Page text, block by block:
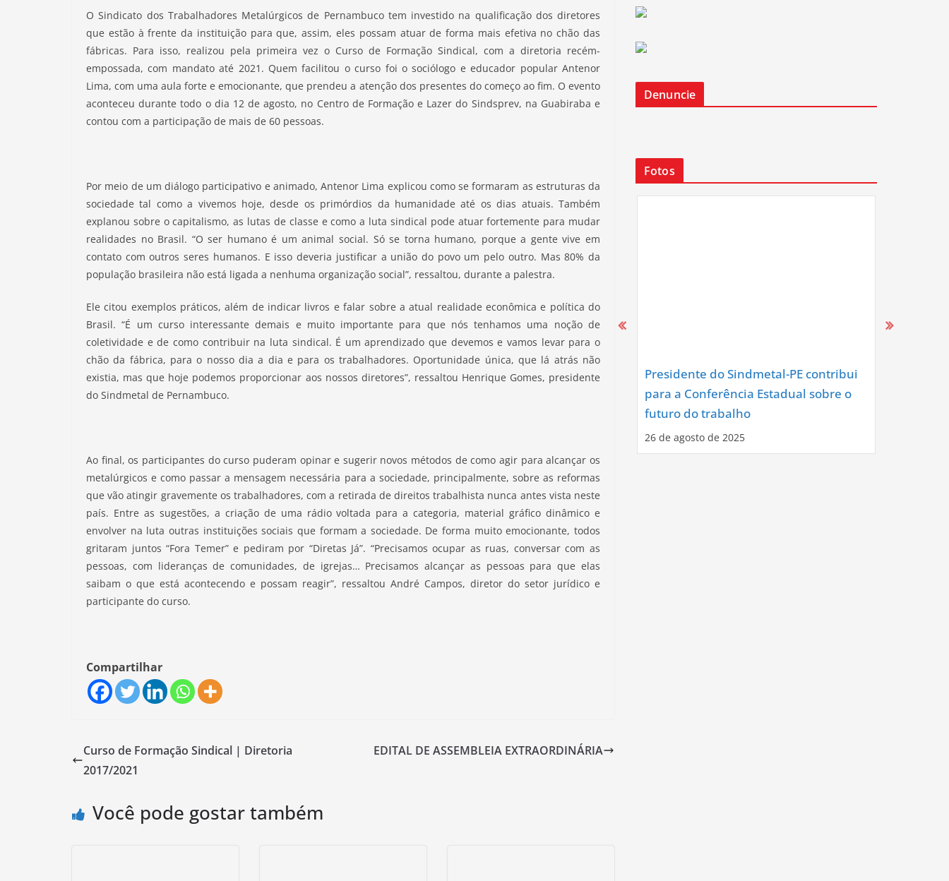
O Sindicato dos Trabalhadores Metalúrgicos de Pernambuco tem investido na qualificação dos diretores
que estão à frente da instituição para que, assim, eles possam atuar de forma mais efetiva no chão das
fábricas. Para isso, realizou pela primeira vez o Curso de Formação Sindical, com a diretoria recém-
empossada, com mandato até 2021. Quem facilitou o curso foi o sociólogo e educador popular Antenor
Lima, com uma aula forte e emocionante, que prendeu a atenção dos presentes do começo ao fim. O evento
aconteceu durante todo o dia 12 de agosto, no Centro de Formação e Lazer do Sindsprev, na Guabiraba e
contou com a participação de mais de 60 pessoas.
Por meio de um diálogo participativo e animado, Antenor Lima explicou como se formaram as estruturas da
sociedade tal como a vivemos hoje, desde os primórdios da humanidade até os dias atuais. Também
explanou sobre o capitalismo, as lutas de classe e como a luta sindical pode atuar fortemente para mudar
realidades no Brasil. “O ser humano é um animal social. Só se torna humano, porque a gente vive em
contato com outros seres humanos. E isso deveria justificar a união do povo um pelo outro. Mas 80% da
população brasileira não está ligada a nenhuma organização social”, ressaltou, durante a palestra.
Ele citou exemplos práticos, além de indicar livros e falar sobre a atual realidade econômica e política do
Brasil. “É um curso interessante demais e muito importante para que nós tenhamos uma noção de
coletividade e de como contribuir na luta sindical. É um aprendizado que devemos e vamos levar para o
chão da fábrica, para o nosso dia a dia e para os trabalhadores. Oportunidade única, que lá atrás não
existia, mas que hoje podemos proporcionar aos nossos diretores”, ressaltou Henrique Gomes, presidente
do Sindmetal de Pernambuco.
Ao final, os participantes do curso puderam opinar e sugerir novos métodos de como agir para alcançar os
metalúrgicos e como passar a mensagem necessária para a sociedade, principalmente, sobre as reformas
que vão atingir gravemente os trabalhadores, com a retirada de direitos trabalhista nunca antes vista neste
país. Entre as sugestões, a criação de uma rádio voltada para a categoria, material gráfico dinâmico e
envolver na luta outras instituições sociais que formam a sociedade. De forma muito emocionante, todos
gritaram juntos “Fora Temer” e pediram por “Diretas Já”. “Precisamos ocupar as ruas, conversar com as
pessoas, com lideranças de comunidades, de igrejas… Precisamos alcançar as pessoas para que elas
saibam o que está acontecendo e possam reagir”, ressaltou André Campos, diretor do setor jurídico e
participante do curso.
Compartilhar
Curso de Formação Sindical | Diretoria
2017/2021
EDITAL DE ASSEMBLEIA EXTRAORDINÁRIA
Você pode gostar também
Denuncie
Fotos
Campanha Salarial 2025-2026 começa
Presidente do Sindmetal-PE contribui
para a Conferência Estadual sobre o
futuro do trabalho
26 de agosto de 2025